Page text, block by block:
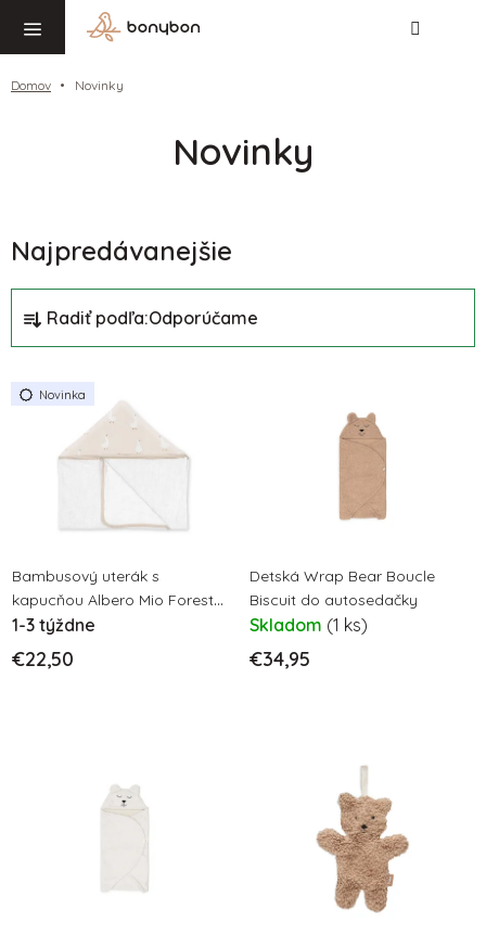
obsah
Domov Novinky
Novinky
Najpredávanejšie
a
d
e
n
d
u
k
t
Radiť podľa:Odporúčame
V
ý
o
d
u
k
Novinka
Bambusový uterák s
kapucňou Albero Mio Forest
Friends 120x50
1-3 týždne
€22,50
Detská Wrap Bear Boucle
Biscuit do autosedačky
Skladom (1 ks)
€34,95